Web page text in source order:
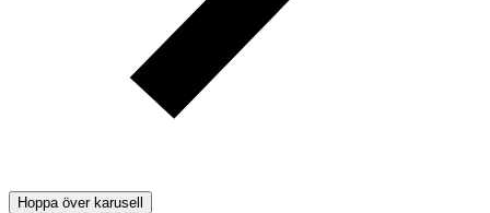
Hoppa över karusell